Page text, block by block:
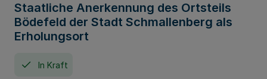
Staatliche Anerkennung des Ortsteils
Bödefeld der Stadt Schmallenberg als
Erholungsort
In Kraft